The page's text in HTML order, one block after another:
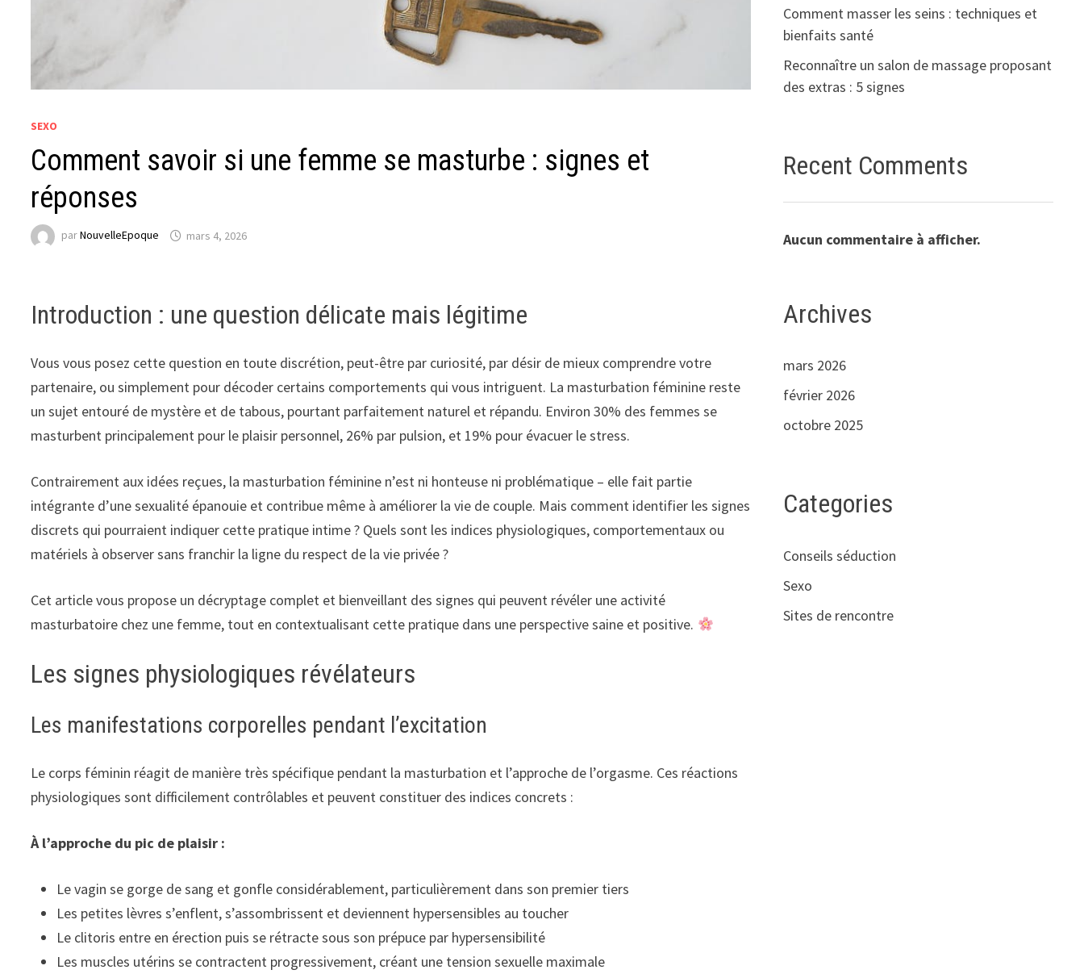
SEXO
Comment savoir si une femme se masturbe : signes et
réponses
parNouvelleEpoque mars 4, 2026
Introduction : une question délicate mais légitime
Vous vous posez cette question en toute discrétion, peut-être par curiosité, par désir de mieux comprendre votre
partenaire, ou simplement pour décoder certains comportements qui vous intriguent. La masturbation féminine reste
un sujet entouré de mystère et de tabous, pourtant parfaitement naturel et répandu. Environ 30% des femmes se
masturbent principalement pour le plaisir personnel, 26% par pulsion, et 19% pour évacuer le stress.
Contrairement aux idées reçues, la masturbation féminine n’est ni honteuse ni problématique – elle fait partie
intégrante d’une sexualité épanouie et contribue même à améliorer la vie de couple. Mais comment identifier les signes
discrets qui pourraient indiquer cette pratique intime ? Quels sont les indices physiologiques, comportementaux ou
matériels à observer sans franchir la ligne du respect de la vie privée ?
Cet article vous propose un décryptage complet et bienveillant des signes qui peuvent révéler une activité
masturbatoire chez une femme, tout en contextualisant cette pratique dans une perspective saine et positive.
Les signes physiologiques révélateurs
Les manifestations corporelles pendant l’excitation
Le corps féminin réagit de manière très spécifique pendant la masturbation et l’approche de l’orgasme. Ces réactions
physiologiques sont difficilement contrôlables et peuvent constituer des indices concrets :
À l’approche du pic de plaisir :
Le vagin se gorge de sang et gonfle considérablement, particulièrement dans son premier tiers
Les petites lèvres s’enflent, s’assombrissent et deviennent hypersensibles au toucher
Le clitoris entre en érection puis se rétracte sous son prépuce par hypersensibilité
Les muscles utérins se contractent progressivement, créant une tension sexuelle maximale
Comment masser les seins : techniques et
bienfaits santé
Reconnaître un salon de massage proposant
des extras : 5 signes
Recent Comments
Aucun commentaire à afficher.
Archives
mars 2026
février 2026
octobre 2025
Categories
Conseils séduction
Sexo
Sites de rencontre